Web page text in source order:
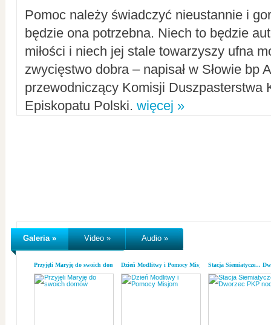
Pomoc należy świadczyć nieustannie i
będzie ona potrzebna. Niech to będzie
miłości i niech jej stale towarzyszy ufna
zwycięstwo dobra – napisał w Słowie bp
przewodniczący Komisji Duszpasterstwa
Episkopatu Polski. więcej »
Galeria » Video » Audio »
Przyjęli Maryję do swoich domówDzień Modlitwy i Pomocy MisjomStacja Siemiatycze...